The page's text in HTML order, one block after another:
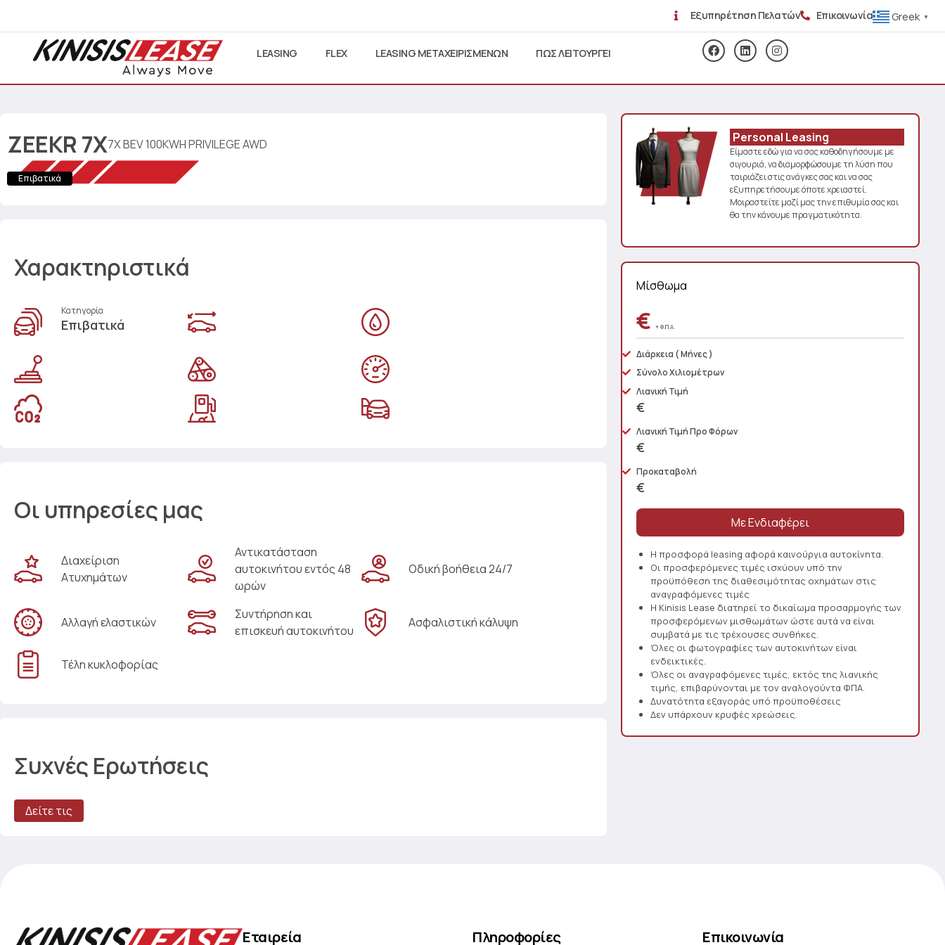
Εξυπηρέτηση Πελατών Επικοινωνία Greek ▼
LEASING FLEX LEASING ΜΕΤΑΧΕΙΡΙΣΜΕΝΩΝ ΠΩΣ ΛΕΙΤΟΥΡΓΕΙ
ZEEKR7X7X BEV 100KWH PRIVILEGE AWD
Επιβατικά
Χαρακτηριστικά
Κατηγορία
Επιβατικά
Οι υπηρεσίες μας
Διαχείριση
Ατυχημάτων
Αντικατάσταση
αυτοκινήτου εντός 48
ωρών
Οδική βοήθεια 24/7
Αλλαγή ελαστικών
Συντήρηση και
επισκευή αυτοκινήτου
Ασφαλιστική κάλυψη
Τέλη κυκλοφορίας
Συχνές Ερωτήσεις
Δείτε τις
Personal Leasing
Είμαστε εδώ για να σας καθοδηγήσουμε με
σιγουριά, να διαμορφώσουμε τη λύση που
ταιριάζει στις ανάγκες σας και να σας
εξυπηρετήσουμε όποτε χρειαστεί.
Μοιραστείτε μαζί μας την επιθυμία σας και
θα την κάνουμε πραγματικότητα.
Μίσθωμα
€+ Φ.Π.Α.
Διάρκεια ( Μήνες )
Σύνολο Χιλιομέτρων
Λιανική Τιμή
€
Λιανική Τιμή Προ Φόρων
€
Προκαταβολή
€
Η προσφορά leasing αφορά καινούργια αυτοκίνητα.
Οι προσφερόμενες τιμές ισχύουν υπό την
προϋπόθεση της διαθεσιμότητας οχημάτων στις
αναγραφόμενες τιμές
Η Kinisis Lease διατηρεί το δικαίωμα προσαρμογής των
προσφερόμενων μισθωμάτων ώστε αυτά να είναι
συμβατά με τις τρέχουσες συνθήκες.
Όλες οι φωτογραφίες των αυτοκινήτων είναι
ενδεικτικές.
Όλες οι αναγραφόμενες τιμές, εκτός της λιανικής
τιμής, επιβαρύνονται με τον αναλογούντα ΦΠΑ.
Δυνατότητα εξαγοράς υπό προϋποθέσεις
Δεν υπάρχουν κρυφές χρεώσεις.
Εταιρεία Πληροφορίες Επικοινωνία